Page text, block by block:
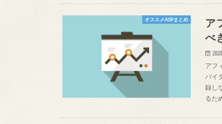
オススメASPまとめ
ア
べ
アフ
バイ
録し
るた